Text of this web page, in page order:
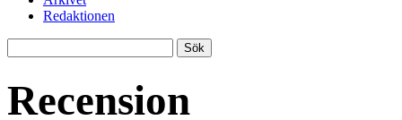
Redaktionen
Recension